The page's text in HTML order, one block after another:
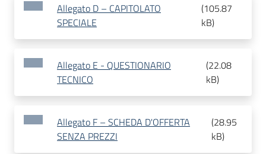
Allegato D – CAPITOLATO
SPECIALE
(105.87
kB)
Allegato E - QUESTIONARIO
TECNICO
(22.08
kB)
Allegato F – SCHEDA D'OFFERTA
SENZA PREZZI
(28.95
kB)